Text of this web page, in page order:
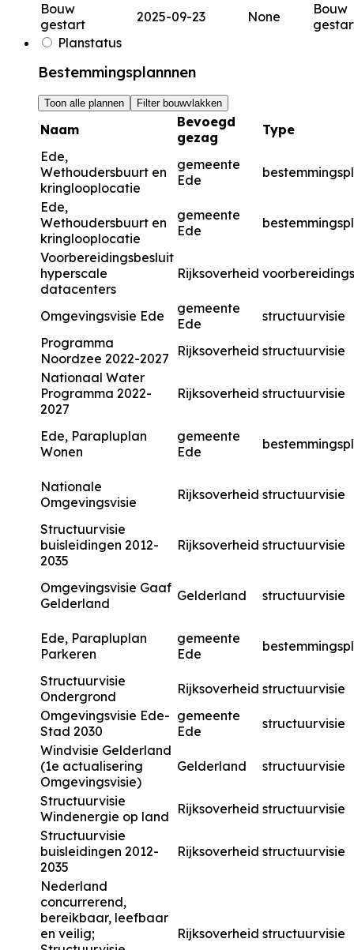
Bouw
gestart
2025-09-23 None
Bouw
Planstatus
Bestemmingsplannnen
Toon alle plannen Filter bouwvlakken
Naam
Bevoegd
gezag
Type
Ede,
Wethoudersbuurt en
kringlooplocatie
gemeente
Ede
Ede,
Wethoudersbuurt en
kringlooplocatie
gemeente
Ede
Voorbereidingsbesluit
hyperscale
datacenters
Rijksoverheid
Omgevingsvisie Ede
gemeente
Ede
structuurvisie
Programma
Noordzee 2022-2027
Rijksoverheid structuurvisie
Nationaal Water
Programma 2022-
2027
Rijksoverheid structuurvisie
Ede, Parapluplan
Wonen
gemeente
Ede
Nationale
Omgevingsvisie
Rijksoverheid structuurvisie
Structuurvisie
buisleidingen 2012-
2035
Rijksoverheid structuurvisie
Omgevingsvisie Gaaf
Gelderland
Gelderland structuurvisie
Ede, Parapluplan
Parkeren
gemeente
Ede
Structuurvisie
Ondergrond
Rijksoverheid structuurvisie
Omgevingsvisie Ede-
Stad 2030
gemeente
Ede
structuurvisie
Windvisie Gelderland
(1e actualisering
Omgevingsvisie)
Gelderland structuurvisie
Structuurvisie
Windenergie op land
Rijksoverheid structuurvisie
Structuurvisie
buisleidingen 2012-
2035
Rijksoverheid structuurvisie
Nederland
concurrerend,
bereikbaar, leefbaar
en veilig;
Rijksoverheid structuurvisie